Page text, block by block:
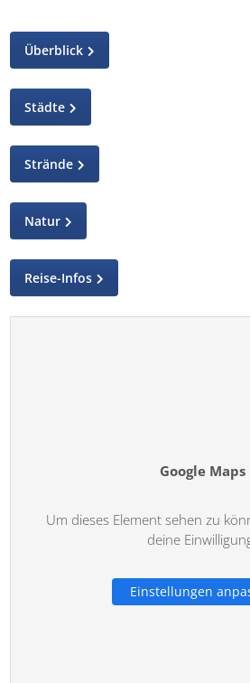
Überblick
Städte
Strände
Natur
Reise-Infos
Um dieses Element sehen zu